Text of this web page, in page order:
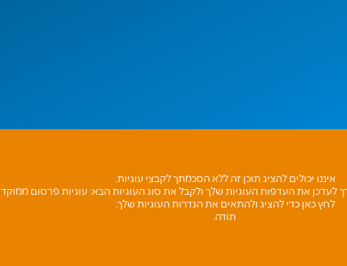
איננו יכולים להציג תוכן זה ללא הסכמתך לקבצי עוגיות.
לעדכן את העדפות העוגיות שלך ולקבל את סוג העוגיות הבא: עוגיות פרסום ממוקד
לחץ כאן כדי להציג ולהתאים את הגדרות העוגיות שלך.
תודה.